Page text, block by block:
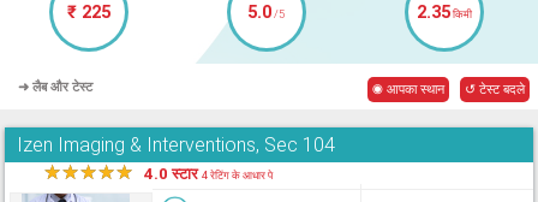
₹ 225 5.0/5 2.35किमी
➜ लैब और टेस्ट ◉ आपका स्थान ↺ टेस्ट बदले
Izen Imaging & Interventions, Sec 104
★★★★★ 4.0 स्टार4 रेटिंग के आधार पे